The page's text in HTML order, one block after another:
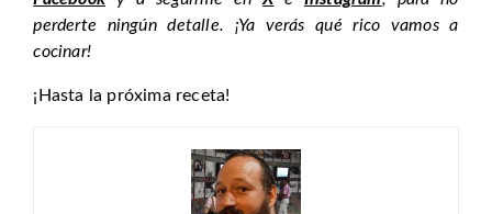
perderte ningún detalle. ¡Ya verás qué rico vamos a
cocinar!
¡Hasta la próxima receta!